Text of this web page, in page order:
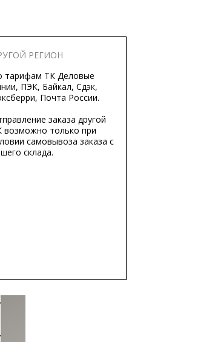
РЕГИОН
тарифам ТК Деловые
ПЭК, Байкал, Сдэк,
Почта России.
заказа другой
возможно только при
самовывоза заказа с
склада.